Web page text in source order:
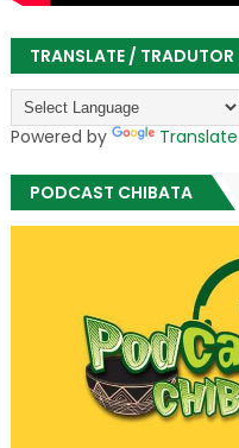
TRANSLATE / TRADUTOR
Powered by Translate
PODCAST CHIBATA